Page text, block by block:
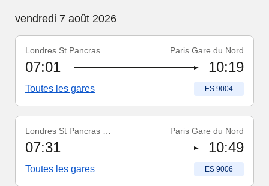
vendredi 7 août 2026
Numéro du train:
ES 9004Paris Gare du Nord
07:01 10:19
Toutes les gares Numéro du train
ES 9004
Numéro du train:
ES 9006Paris Gare du Nord
07:31 10:49
Toutes les gares Numéro du train
ES 9006